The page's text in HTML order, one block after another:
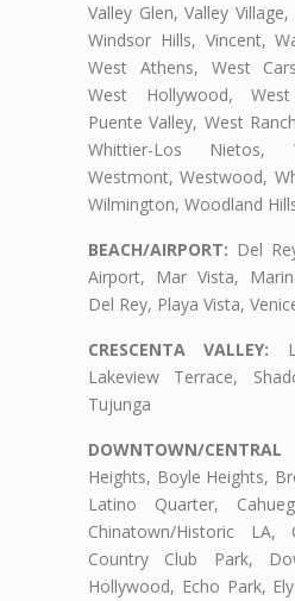
Valley Glen, Valley
Windsor Hills, Vincent,
West Athens, West
West Hollywood,
Puente Valley, West
Whittier-Los Nietos,
Westmont, Westwood,
Wilmington, Woodland
BEACH/AIRPORT: Del
Airport, Mar Vista,
Del Rey, Playa Vista,
CRESCENTA VALLEY:
Lakeview Terrace,
Tujunga
DOWNTOWN/
Heights, Boyle Heights,
Latino Quarter,
Chinatown/Historic LA,
Country Club Park,
Hollywood, Echo Park,